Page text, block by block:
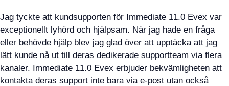
Jag tyckte att kundsupporten för Immediate 11.0 Evex var
exceptionellt lyhörd och hjälpsam. När jag hade en fråga
eller behövde hjälp blev jag glad över att upptäcka att jag
lätt kunde nå ut till deras dedikerade supportteam via flera
kanaler. Immediate 11.0 Evex erbjuder bekvämligheten att
kontakta deras support inte bara via e-post utan också